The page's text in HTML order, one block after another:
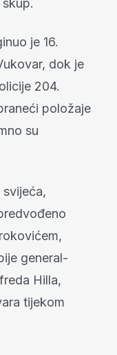
je 16.
dok je
204.
položaje
su
svijeća,
general-
Hilla,
tijekom